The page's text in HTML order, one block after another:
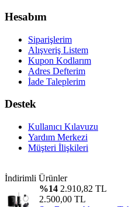
Hesabım
Siparişlerim
Alışveriş Listem
Kupon Kodlarım
Adres Defterim
İade Taleplerim
Destek
Kullanıcı Kılavuzu
Yardım Merkezi
Müşteri İlişkileri
İndirimli Ürünler
%14 2.910,82 TL
2.500,00 TL